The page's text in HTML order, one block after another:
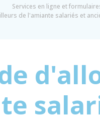
Services en ligne et
de l'amiante salariés et